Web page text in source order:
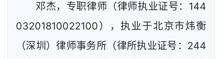
邓杰，专职律师（律师执业证号：144
03201810022100），执业于北京市炜衡
（深圳）律师事务所（律所执业证号：244